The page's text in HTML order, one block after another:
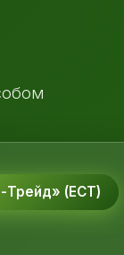
(ЕСТ)